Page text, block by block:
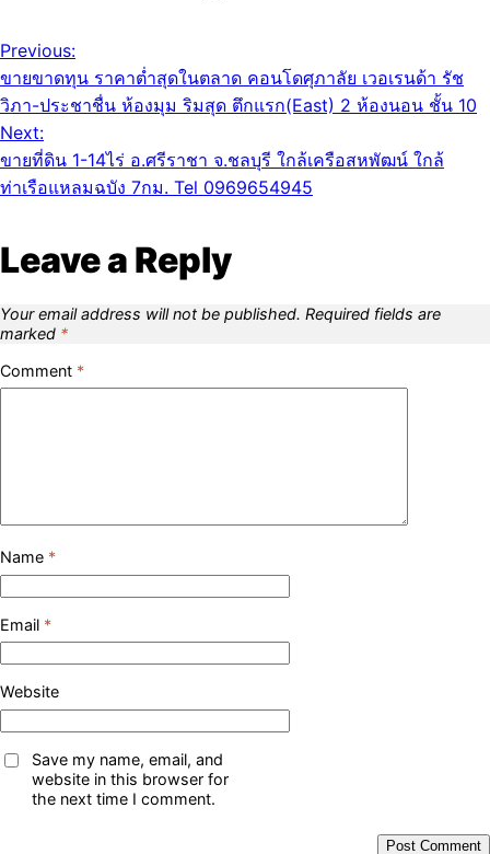
Previous:
ขายขาดทุน ราคาต่ำสุดในตลาด คอนโดศุภาลัย เวอเรนด้า รัช
วิภา-ประชาชื่น ห้องมุม ริมสุด ตึกแรก(East) 2 ห้องนอน ชั้น 10
Next:
ขายที่ดิน 1-14ไร่ อ.ศรีราชา จ.ชลบุรี ใกล้เครือสหพัฒน์ ใกล้
ท่าเรือแหลมฉบัง 7กม. Tel 0969654945
Leave a Reply
Your email address will not be published. Required fields are
marked *
Comment *
Name *
Email *
Website
Save my name, email, and
website in this browser for
the next time I comment.